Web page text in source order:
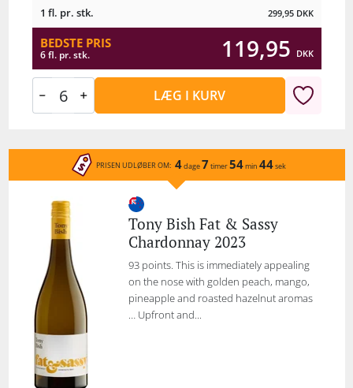
1 fl. pr. stk. 299,95 DKK
BEDSTE PRIS
6 fl. pr. stk. 119,95 DKK
LÆG I KURV
PRISEN UDLØBER OM: 4dage7 timer54min 44sek
Tony Bish Fat & Sassy
Chardonnay 2023
93 points. This is immediately appealing
on the nose with golden peach, mango,
pineapple and roasted hazelnut aromas
… Upfront and...